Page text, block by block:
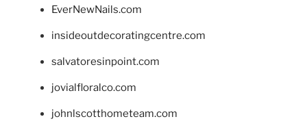
EverNewNails.com
insideoutdecoratingcentre.com
salvatoresinpoint.com
jovialfloralco.com
johnlscotthometeam.com